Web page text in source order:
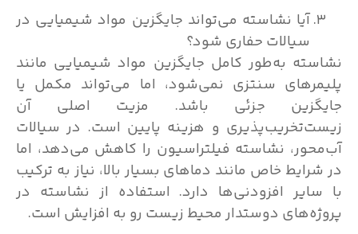
آیا نشاسته می‌تواند جایگزین مواد شیمیایی در
سیالات حفاری شود؟
به‌طور کامل جایگزین مواد شیمیایی مانند
سنتزی نمی‌شود، اما می‌تواند مکمل یا
جزئی باشد. مزیت اصلی آن
و هزینه پایین است. در سیالات
نشاسته فیلتراسیون را کاهش می‌دهد، اما
خاص مانند دماهای بسیار بالا، نیاز به ترکیب
افزودنی‌ها دارد. استفاده از نشاسته در
دوستدار محیط زیست رو به افزایش است.